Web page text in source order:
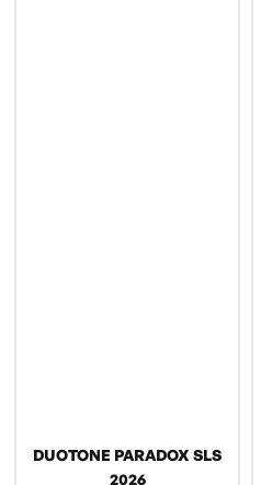
DUOTONE PARADOX SLS
2026